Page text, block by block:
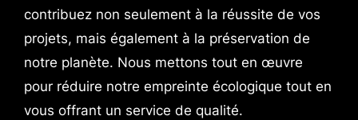
contribuez non seulement à la réussite de vos
projets, mais également à la préservation de
notre planète. Nous mettons tout en œuvre
pour réduire notre empreinte écologique tout en
vous offrant un service de qualité.